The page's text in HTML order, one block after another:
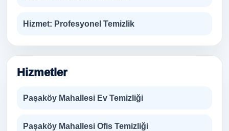
Hizmet: Profesyonel Temizlik
Hizmetler
Paşaköy Mahallesi Ev Temizliği
Paşaköy Mahallesi Ofis Temizliği